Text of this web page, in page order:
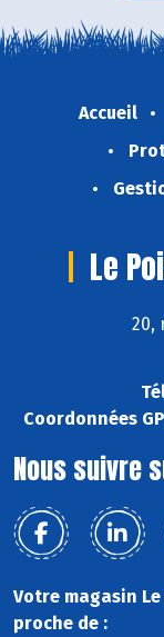
Accueil
Le
20,
Coordonnées
Nous suivre
Votre magasin
proche de :